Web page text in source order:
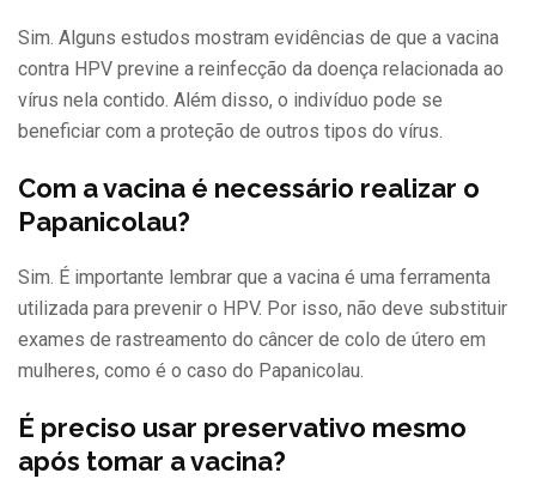
Sim. Alguns estudos mostram evidências de que a vacina
contra HPV previne a reinfecção da doença relacionada ao
vírus nela contido. Além disso, o indivíduo pode se
beneficiar com a proteção de outros tipos do vírus.
Com a vacina é necessário realizar o
Papanicolau?
Sim. É importante lembrar que a vacina é uma ferramenta
utilizada para prevenir o HPV. Por isso, não deve substituir
exames de rastreamento do câncer de colo de útero em
mulheres, como é o caso do Papanicolau.
É preciso usar preservativo mesmo
após tomar a vacina?